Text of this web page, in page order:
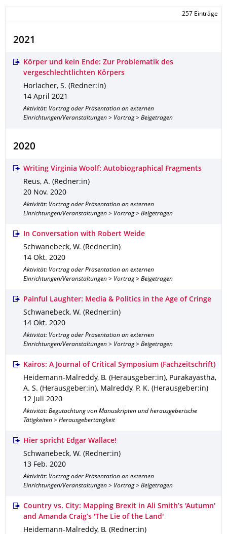
257 Einträge
2021
Körper und kein Ende: Zur Problematik des
vergeschlechtlichten Körpers
Horlacher, S. (Redner:in)
14 April 2021
Aktivität: Vortrag oder Präsentation an externen
Einrichtungen/Veranstaltungen > Vortrag > Beigetragen
2020
Writing Virginia Woolf: Autobiographical Fragments
Reus, A. (Redner:in)
20 Nov. 2020
Aktivität: Vortrag oder Präsentation an externen
Einrichtungen/Veranstaltungen > Vortrag > Beigetragen
In Conversation with Robert Weide
Schwanebeck, W. (Redner:in)
14 Okt. 2020
Aktivität: Vortrag oder Präsentation an externen
Einrichtungen/Veranstaltungen > Vortrag > Beigetragen
Painful Laughter: Media & Politics in the Age of Cringe
Schwanebeck, W. (Redner:in)
14 Okt. 2020
Aktivität: Vortrag oder Präsentation an externen
Einrichtungen/Veranstaltungen > Vortrag > Beigetragen
Kairos: A Journal of Critical Symposium (Fachzeitschrift)
Heidemann-Malreddy, B. (Herausgeber:in), Purakayastha,
A. S. (Herausgeber:in), Malreddy, P. K. (Herausgeber:in)
12 Juli 2020
Aktivität: Begutachtung von Manuskripten und herausgeberische
Tätigkeiten > Herausgebertätigkeit
Hier spricht Edgar Wallace!
Schwanebeck, W. (Redner:in)
13 Feb. 2020
Aktivität: Vortrag oder Präsentation an externen
Einrichtungen/Veranstaltungen > Vortrag > Beigetragen
Country vs. City: Mapping Brexit in Ali Smith’s 'Autumn'
and Amanda Craig’s 'The Lie of the Land'
Heidemann-Malreddy, B. (Redner:in)